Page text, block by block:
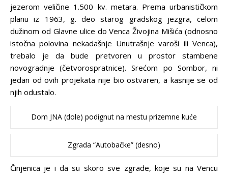
jezerom veličine 1.500 kv. metara. Prema urbanističkom
planu iz 1963, g. deo starog gradskog jezgra, celom
dužinom od Glavne ulice do Venca Živojina Mišića (odnosno
istočna polovina nekadašnje Unutrašnje varoši ili Venca),
trebalo je da bude pretvoren u prostor stambene
novogradnje (četvorospratnice). Srećom po Sombor, ni
jedan od ovih projekata nije bio ostvaren, a kasnije se od
njih odustalo.
Dom JNA (dole) podignut na mestu prizemne kuće
Zgrada “Autobačke” (desno)
Činjenica je i da su skoro sve zgrade, koje su na Vencu